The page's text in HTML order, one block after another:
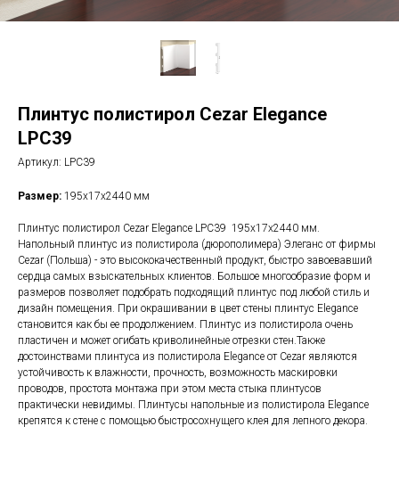
Плинтус полистирол Cezar Elegance
LPC39
Артикул: LPC39
Размер: 195х17х2440 мм
Плинтус полистирол Cezar Elegance LPC39 195х17х2440 мм.
Напольный плинтус из полистирола (дюрополимера) Элеганс от фирмы
Cezar (Польша) - это высококачественный продукт, быстро завоевавший
сердца самых взыскательных клиентов. Большое многообразие форм и
размеров позволяет подобрать подходящий плинтус под любой стиль и
дизайн помещения. При окрашивании в цвет стены плинтус Elegance
становится как бы ее продолжением. Плинтус из полистирола очень
пластичен и может огибать криволинейные отрезки стен.Также
достоинствами плинтуса из полистирола Elegance от Cezar являются
устойчивость к влажности, прочность, возможность маскировки
проводов, простота монтажа при этом места стыка плинтусов
практически невидимы. Плинтусы напольные из полистирола Elegance
крепятся к стене с помощью быстросохнущего клея для лепного декора.